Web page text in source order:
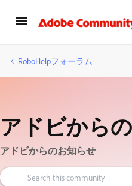
RoboHelpフォーラム
アドビから
アドビからのお知らせ